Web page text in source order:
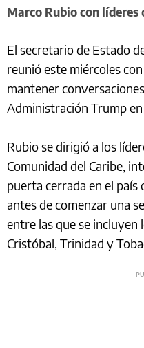
Marco Rubio con líderes
El secretario de Estado
reunió este miércoles
mantener
Administración Trump
Rubio se dirigió a los
Comunidad del Caribe,
puerta cerrada en el país
antes de comenzar una
entre las que se incluyen
Cristóbal, Trinidad y